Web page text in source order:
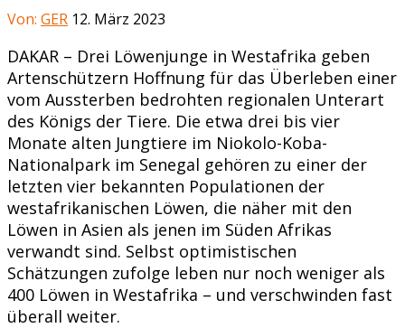
Von: GER 12. März 2023
DAKAR – Drei Löwenjunge in Westafrika geben
Artenschützern Hoffnung für das Überleben einer
vom Aussterben bedrohten regionalen Unterart
des Königs der Tiere. Die etwa drei bis vier
Monate alten Jungtiere im Niokolo-Koba-
Nationalpark im Senegal gehören zu einer der
letzten vier bekannten Populationen der
westafrikanischen Löwen, die näher mit den
Löwen in Asien als jenen im Süden Afrikas
verwandt sind. Selbst optimistischen
Schätzungen zufolge leben nur noch weniger als
400 Löwen in Westafrika – und verschwinden fast
überall weiter.